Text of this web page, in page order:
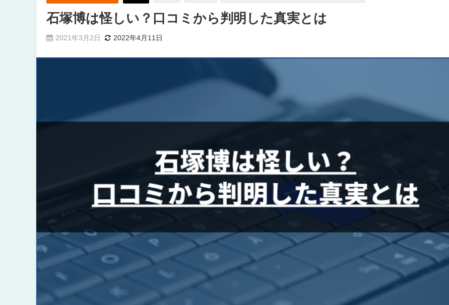
石塚博は怪しい？口コミから判明した真実とは
2021年3月2日 2022年4月11日